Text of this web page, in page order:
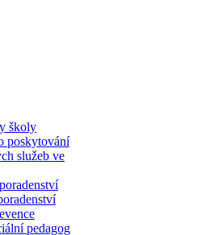
školy
poskytování
služeb ve
pedagog